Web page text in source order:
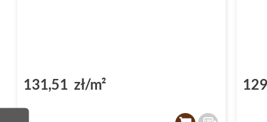
131,51 zł/m²